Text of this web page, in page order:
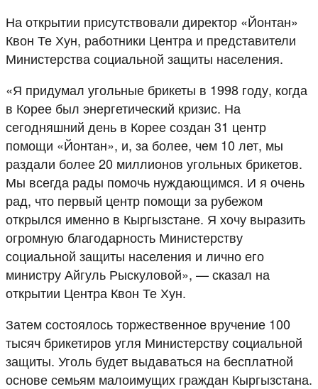
На открытии присутствовали директор «Йонтан»
Квон Те Хун, работники Центра и представители
Министерства социальной защиты населения.
«Я придумал угольные брикеты в 1998 году, когда
в Корее был энергетический кризис. На
сегодняшний день в Корее создан 31 центр
помощи «Йонтан», и, за более, чем 10 лет, мы
раздали более 20 миллионов угольных брикетов.
Мы всегда рады помочь нуждающимся. И я очень
рад, что первый центр помощи за рубежом
открылся именно в Кыргызстане. Я хочу выразить
огромную благодарность Министерству
социальной защиты населения и лично его
министру Айгуль Рыскуловой», — сказал на
открытии Центра Квон Те Хун.
Затем состоялось торжественное вручение 100
тысяч брикетиров угля Министерству социальной
защиты. Уголь будет выдаваться на бесплатной
основе семьям малоимущих граждан Кыргызстана.